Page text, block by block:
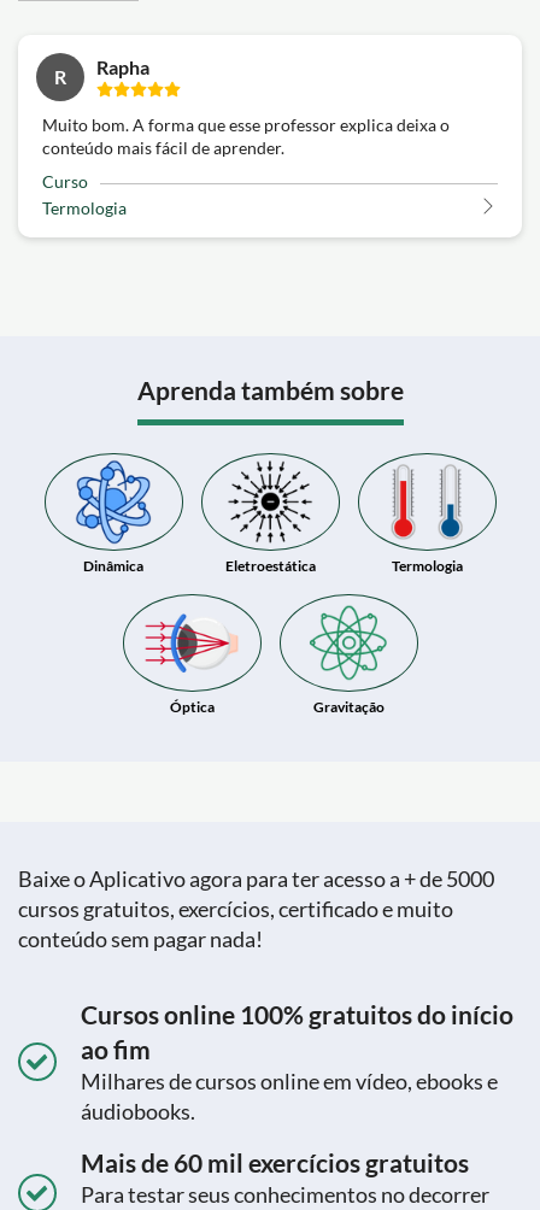
R Rapha
Muito bom. A forma que esse professor explica deixa o
conteúdo mais fácil de aprender.
Curso
Termologia
Aprenda também sobre
Dinâmica Eletroestática Termologia
Óptica Gravitação
Baixe o Aplicativo agora para ter acesso a + de 5000
cursos gratuitos, exercícios, certificado e muito
conteúdo sem pagar nada!
Cursos online 100% gratuitos do início
ao fim
Milhares de cursos online em vídeo, ebooks e
áudiobooks.
Mais de 60 mil exercícios gratuitos
Para testar seus conhecimentos no decorrer